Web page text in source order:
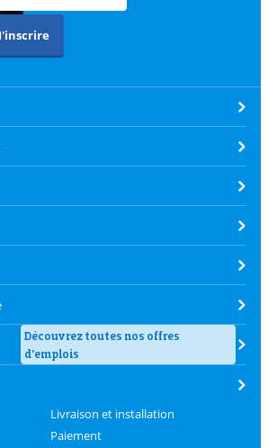
Découvrez toutes nos offres
d'emplois
Livraison et installation
Paiement